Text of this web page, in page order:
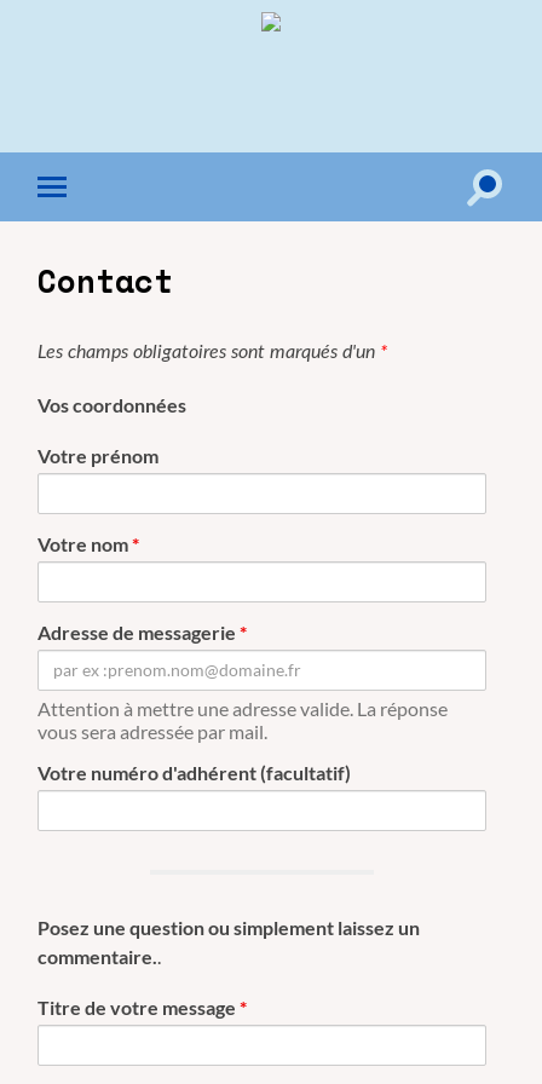
Toggle
mobile
Toggle
Contact
Les champs obligatoires sont marqués d'un *
Vos coordonnées
Votre prénom
Votre nom*
Adresse de messagerie*
Attention à mettre une adresse valide. La réponse
vous sera adressée par mail.
Votre numéro d'adhérent (facultatif)
Posez une question ou simplement laissez un
commentaire.
Titre de votre message*